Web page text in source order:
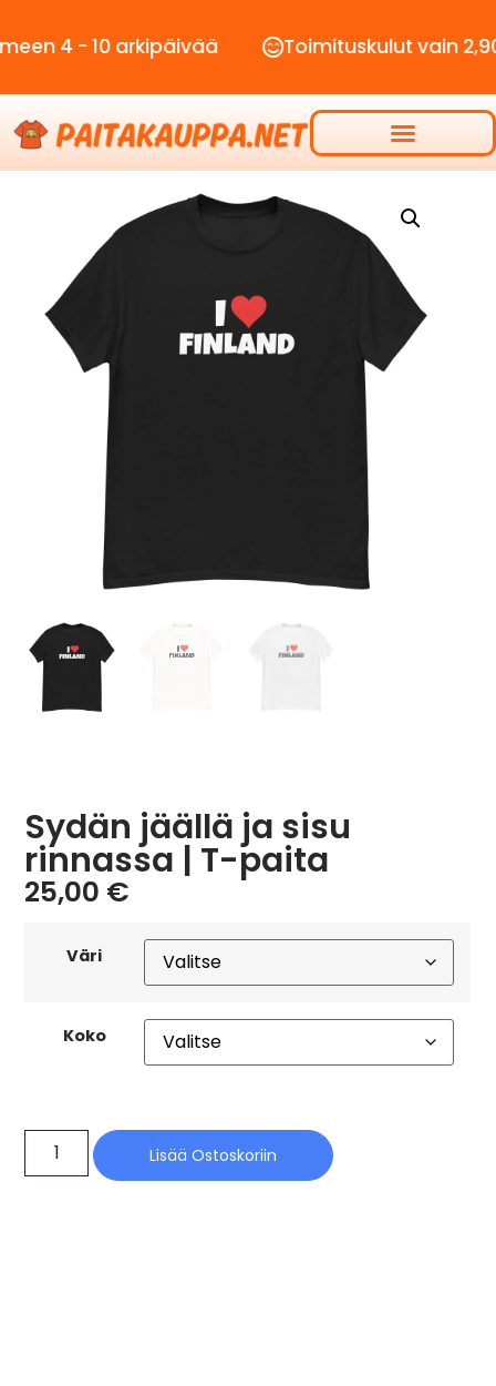
- 10 arkipäivää Toimituskulut vain 2,90€
Sydän jäällä ja sisu
rinnassa | T-paita
25,00 €
Väri
Koko
Lisää Ostoskoriin